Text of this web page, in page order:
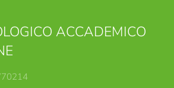
ACCADEMICO